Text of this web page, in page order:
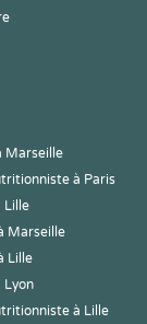
Marseille
à Paris
Lille
Marseille
Lille
Lyon
à Lille